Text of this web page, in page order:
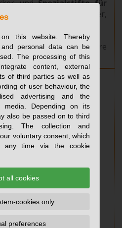
undSpezialstifte für
, wie Textilmarker,
Sonderlösungen für Ihre
this website. Thereby
personal data can be
The processing of this
content, external
of third parties as well as
of user behaviour, the
advertising and the
media. Depending on its
also be passed on to third
The collection and
voluntary consent, which
any time via the cookie
all cookies
cookies only
preferences